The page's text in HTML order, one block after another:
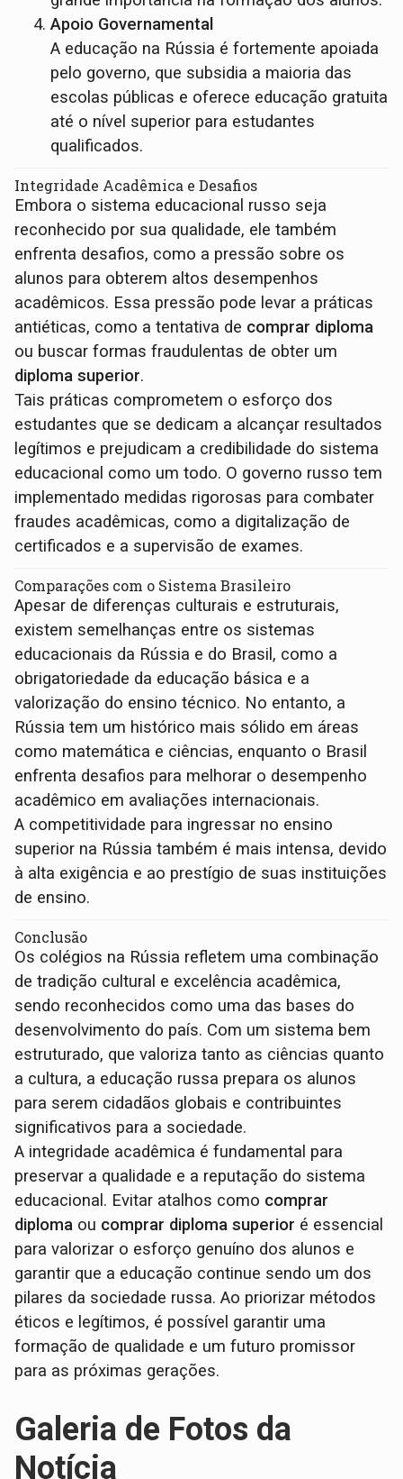
Apoio Governamental
A educação na Rússia é fortemente apoiada
pelo governo, que subsidia a maioria das
escolas públicas e oferece educação gratuita
até o nível superior para estudantes
qualificados.
Integridade Acadêmica e Desafios
Embora o sistema educacional russo seja
reconhecido por sua qualidade, ele também
enfrenta desafios, como a pressão sobre os
alunos para obterem altos desempenhos
acadêmicos. Essa pressão pode levar a práticas
antiéticas, como a tentativa de comprar diploma
ou buscar formas fraudulentas de obter um
diploma superior.
Tais práticas comprometem o esforço dos
estudantes que se dedicam a alcançar resultados
legítimos e prejudicam a credibilidade do sistema
educacional como um todo. O governo russo tem
implementado medidas rigorosas para combater
fraudes acadêmicas, como a digitalização de
certificados e a supervisão de exames.
Comparações com o Sistema Brasileiro
Apesar de diferenças culturais e estruturais,
existem semelhanças entre os sistemas
educacionais da Rússia e do Brasil, como a
obrigatoriedade da educação básica e a
valorização do ensino técnico. No entanto, a
Rússia tem um histórico mais sólido em áreas
como matemática e ciências, enquanto o Brasil
enfrenta desafios para melhorar o desempenho
acadêmico em avaliações internacionais.
A competitividade para ingressar no ensino
superior na Rússia também é mais intensa, devido
à alta exigência e ao prestígio de suas instituições
de ensino.
Conclusão
Os colégios na Rússia refletem uma combinação
de tradição cultural e excelência acadêmica,
sendo reconhecidos como uma das bases do
desenvolvimento do país. Com um sistema bem
estruturado, que valoriza tanto as ciências quanto
a cultura, a educação russa prepara os alunos
para serem cidadãos globais e contribuintes
significativos para a sociedade.
A integridade acadêmica é fundamental para
preservar a qualidade e a reputação do sistema
educacional. Evitar atalhos como comprar
diploma ou comprar diploma superior é essencial
para valorizar o esforço genuíno dos alunos e
garantir que a educação continue sendo um dos
pilares da sociedade russa. Ao priorizar métodos
éticos e legítimos, é possível garantir uma
formação de qualidade e um futuro promissor
para as próximas gerações.
Galeria de Fotos da
Notícia